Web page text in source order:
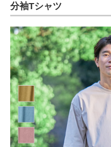
進化するPCとデバイスの未来
好きが集まる 比べて選べる
ビジネスと働き方のヒント
AI活用のいまが分かる
企業ITのトレンドを詳説
分袖Tシャツ